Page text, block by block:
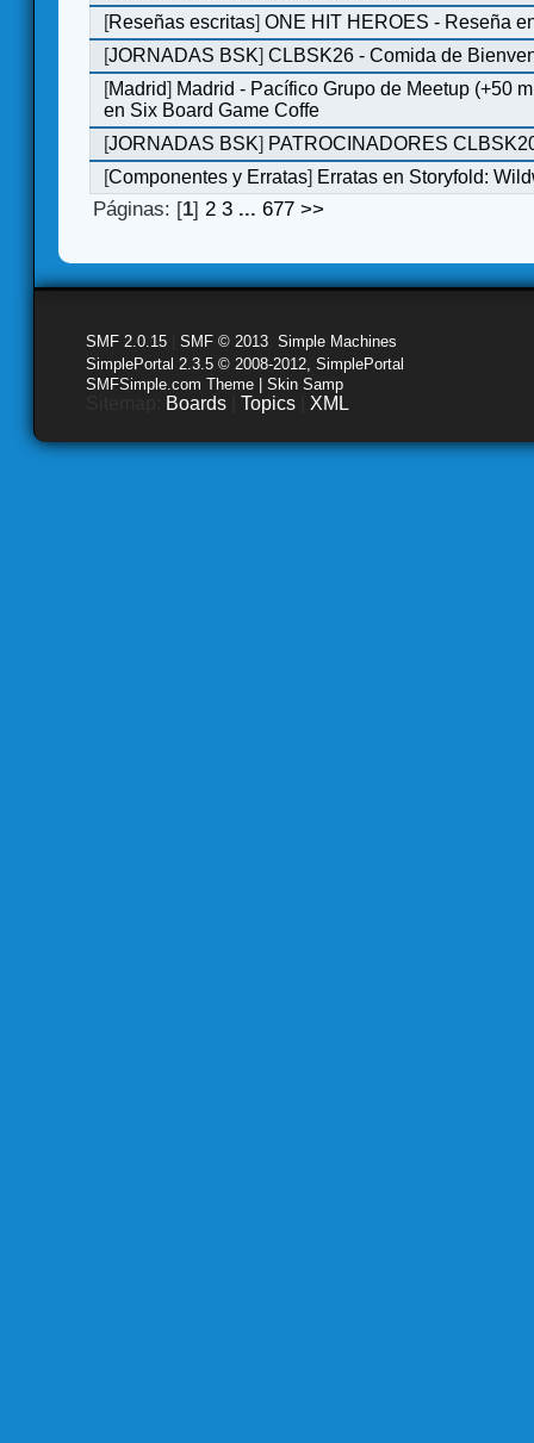
[Reseñas escritas]ONE HIT HEROES - Reseña
[JORNADAS BSK]CLBSK26 - Comida de
[Madrid] Madrid - Pacífico Grupo de Meetup (+50
en Six Board Game Coffe
[JORNADAS BSK] PATROCINADORES
[Componentes y Erratas] Erratas en Storyfold:
Páginas: [1]2 3 ...677 >>
SMF 2.0.15 SMF © 2013 Simple Machines
SimplePortal 2.3.5 © 2008-2012, SimplePortal
SMFSimple.com Theme | Skin Samp
Boards Topics XML